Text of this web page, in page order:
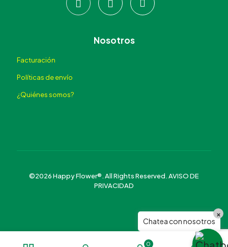
Nosotros
Facturación
Políticas de envío
¿Quiénes somos?
©2026 Happy Flower®. All Rights Reserved.AVISO DE
PRIVACIDAD
0 0
Chatea con nosotros
×